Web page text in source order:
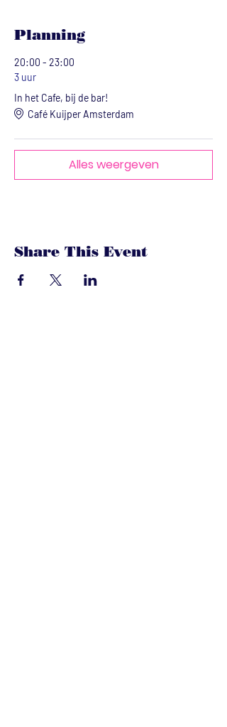
Planning
20:00 - 23:00
3 uur
In het Cafe, bij de bar!
Café Kuijper Amsterdam
Alles weergeven
Share This Event